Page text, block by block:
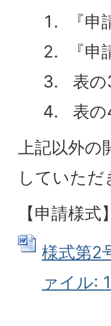
『申
『申
表
表の
上記以外の
していただ
【申請様式】
様式第2
ァイル: